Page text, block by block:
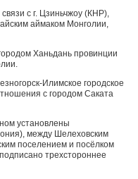
с г. Цзиньчжоу (КНР),
аймаком Монголии,
Ханьдань провинции
Илимское городское
с городом Саката
установлены
между Шелеховским
поселением и посёлком
трехстороннее